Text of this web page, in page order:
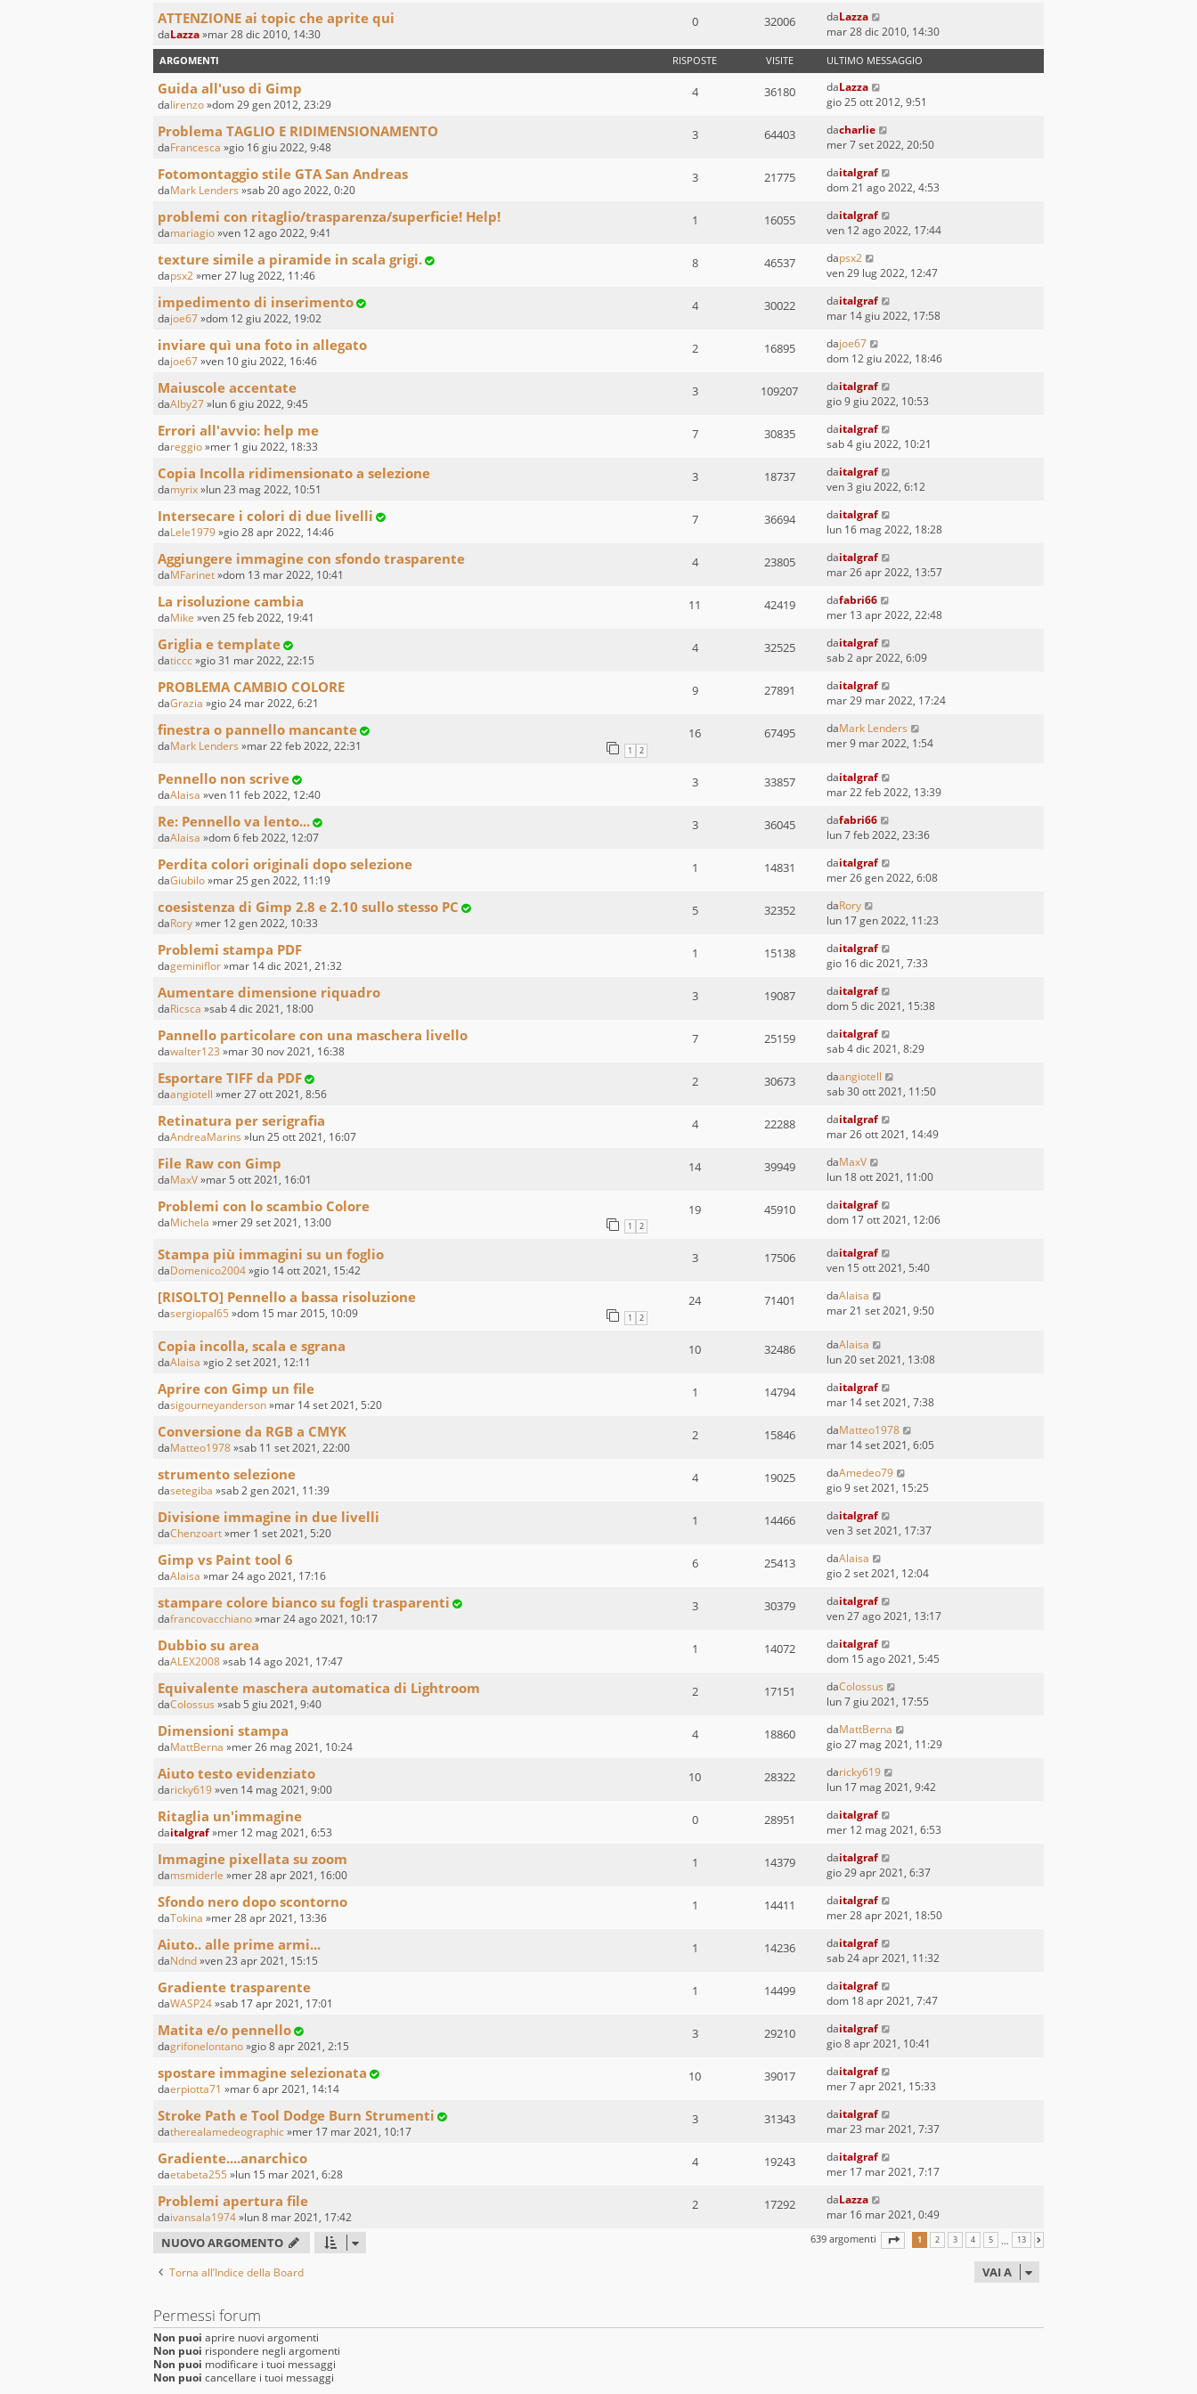
ATTENZIONE ai topic che aprite qui
daLazza»mar 28 dic 2010, 14:30
0 32006 daLazza
mar 28 dic 2010, 14:30
ARGOMENTI RISPOSTE VISITE ULTIMO MESSAGGIO
Guida all'uso di Gimp
dalirenzo»dom 29 gen 2012, 23:29
4 36180 daLazza
gio 25 ott 2012, 9:51
Problema TAGLIO E RIDIMENSIONAMENTO
daFrancesca »gio 16 giu 2022, 9:48
3 64403 dacharlie
mer 7 set 2022, 20:50
Fotomontaggio stile GTA San Andreas
daMark Lenders »sab 20 ago 2022, 0:20
3 21775 daitalgraf
dom 21 ago 2022, 4:53
problemi con ritaglio/trasparenza/superficie! Help!
damariagio»ven 12 ago 2022, 9:41
1 16055 daitalgraf
ven 12 ago 2022, 17:44
texture simile a piramide in scala grigi.
dapsx2»mer 27 lug 2022, 11:46
8 46537 dapsx2
ven 29 lug 2022, 12:47
impedimento di inserimento
dajoe67»dom 12 giu 2022, 19:02
4 30022 daitalgraf
mar 14 giu 2022, 17:58
inviare quì una foto in allegato
dajoe67»ven 10 giu 2022, 16:46
2 16895 dajoe67
dom 12 giu 2022, 18:46
Maiuscole accentate
daAlby27»lun 6 giu 2022, 9:45
3 109207 daitalgraf
gio 9 giu 2022, 10:53
Errori all'avvio: help me
dareggio»mer 1 giu 2022, 18:33
7 30835 daitalgraf
sab 4 giu 2022, 10:21
Copia Incolla ridimensionato a selezione
damyrix»lun 23 mag 2022, 10:51
3 18737 daitalgraf
ven 3 giu 2022, 6:12
Intersecare i colori di due livelli
daLele1979»gio 28 apr 2022, 14:46
7 36694 daitalgraf
lun 16 mag 2022, 18:28
Aggiungere immagine con sfondo trasparente
daMFarinet»dom 13 mar 2022, 10:41
4 23805 daitalgraf
mar 26 apr 2022, 13:57
La risoluzione cambia
daMike »ven 25 feb 2022, 19:41
11 42419 dafabri66
mer 13 apr 2022, 22:48
Griglia e template
daticcc»gio 31 mar 2022, 22:15
4 32525 daitalgraf
sab 2 apr 2022, 6:09
PROBLEMA CAMBIO COLORE
daGrazia »gio 24 mar 2022, 6:21
9 27891 daitalgraf
mar 29 mar 2022, 17:24
finestra o pannello mancante
daMark Lenders »mar 22 feb 2022, 22:31 1 2
16 67495 daMark Lenders
mer 9 mar 2022, 1:54
Pennello non scrive
daAlaisa »ven 11 feb 2022, 12:40
3 33857 daitalgraf
mar 22 feb 2022, 13:39
Re: Pennello va lento...
daAlaisa »dom 6 feb 2022, 12:07
3 36045 dafabri66
lun 7 feb 2022, 23:36
Perdita colori originali dopo selezione
daGiubilo»mar 25 gen 2022, 11:19
1 14831 daitalgraf
mer 26 gen 2022, 6:08
coesistenza di Gimp 2.8 e 2.10 sullo stesso PC
daRory»mer 12 gen 2022, 10:33
5 32352 daRory
lun 17 gen 2022, 11:23
Problemi stampa PDF
dageminiflor»mar 14 dic 2021, 21:32
1 15138 daitalgraf
gio 16 dic 2021, 7:33
Aumentare dimensione riquadro
daRicsca »sab 4 dic 2021, 18:00
3 19087 daitalgraf
dom 5 dic 2021, 15:38
Pannello particolare con una maschera livello
dawalter123 »mar 30 nov 2021, 16:38
7 25159 daitalgraf
sab 4 dic 2021, 8:29
Esportare TIFF da PDF
daangiotell »mer 27 ott 2021, 8:56
2 30673 daangiotell
sab 30 ott 2021, 11:50
Retinatura per serigrafia
daAndreaMarins »lun 25 ott 2021, 16:07
4 22288 daitalgraf
mar 26 ott 2021, 14:49
File Raw con Gimp
daMaxV»mar 5 ott 2021, 16:01
14 39949 daMaxV
lun 18 ott 2021, 11:00
Problemi con lo scambio Colore
daMichela »mer 29 set 2021, 13:00 1 2
19 45910 daitalgraf
dom 17 ott 2021, 12:06
Stampa più immagini su un foglio
daDomenico2004»gio 14 ott 2021, 15:42
3 17506 daitalgraf
ven 15 ott 2021, 5:40
[RISOLTO] Pennello a bassa risoluzione
dasergiopal65 »dom 15 mar 2015, 10:09 1 2
24 71401 daAlaisa
mar 21 set 2021, 9:50
Copia incolla, scala e sgrana
daAlaisa »gio 2 set 2021, 12:11
10 32486 daAlaisa
lun 20 set 2021, 13:08
Aprire con Gimp un file
dasigourneyanderson»mar 14 set 2021, 5:20
1 14794 daitalgraf
mar 14 set 2021, 7:38
Conversione da RGB a CMYK
daMatteo1978»sab 11 set 2021, 22:00
2 15846 daMatteo1978
mar 14 set 2021, 6:05
strumento selezione
dasetegiba »sab 2 gen 2021, 11:39
4 19025 daAmedeo79
gio 9 set 2021, 15:25
Divisione immagine in due livelli
daChenzoart»mer 1 set 2021, 5:20
1 14466 daitalgraf
ven 3 set 2021, 17:37
Gimp vs Paint tool 6
daAlaisa »mar 24 ago 2021, 17:16
6 25413 daAlaisa
gio 2 set 2021, 12:04
stampare colore bianco su fogli trasparenti
dafrancovacchiano»mar 24 ago 2021, 10:17
3 30379 daitalgraf
ven 27 ago 2021, 13:17
Dubbio su area
daALEX2008»sab 14 ago 2021, 17:47
1 14072 daitalgraf
dom 15 ago 2021, 5:45
Equivalente maschera automatica di Lightroom
daColossus »sab 5 giu 2021, 9:40
2 17151 daColossus
lun 7 giu 2021, 17:55
Dimensioni stampa
daMattBerna »mer 26 mag 2021, 10:24
4 18860 daMattBerna
gio 27 mag 2021, 11:29
Aiuto testo evidenziato
daricky619»ven 14 mag 2021, 9:00
10 28322 daricky619
lun 17 mag 2021, 9:42
Ritaglia un'immagine
daitalgraf»mer 12 mag 2021, 6:53
0 28951 daitalgraf
mer 12 mag 2021, 6:53
Immagine pixellata su zoom
damsmiderle »mer 28 apr 2021, 16:00
1 14379 daitalgraf
gio 29 apr 2021, 6:37
Sfondo nero dopo scontorno
daTokina »mer 28 apr 2021, 13:36
1 14411 daitalgraf
mer 28 apr 2021, 18:50
Aiuto.. alle prime armi...
daNdnd»ven 23 apr 2021, 15:15
1 14236 daitalgraf
sab 24 apr 2021, 11:32
Gradiente trasparente
daWASP24»sab 17 apr 2021, 17:01
1 14499 daitalgraf
dom 18 apr 2021, 7:47
Matita e/o pennello
dagrifonelontano»gio 8 apr 2021, 2:15
3 29210 daitalgraf
gio 8 apr 2021, 10:41
spostare immagine selezionata
daerpiotta71 »mar 6 apr 2021, 14:14
10 39017 daitalgraf
mer 7 apr 2021, 15:33
Stroke Path e Tool Dodge Burn Strumenti
datherealamedeographic»mer 17 mar 2021, 10:17
3 31343 daitalgraf
mar 23 mar 2021, 7:37
Gradiente....anarchico
daetabeta255 »lun 15 mar 2021, 6:28
4 19243 daitalgraf
mer 17 mar 2021, 7:17
Problemi apertura file
daivansala1974»lun 8 mar 2021, 17:42
2 17292 daLazza
mar 16 mar 2021, 0:49
NUOVO ARGOMENTO 639 argomenti PAGINA 1DI 13
1 2 3 4 5 … 13
Torna all’Indice della Board VAI A
Permessi forum
Non puoi aprire nuovi argomenti
Non puoi rispondere negli argomenti
Non puoi modificare i tuoi messaggi
Non puoi cancellare i tuoi messaggi